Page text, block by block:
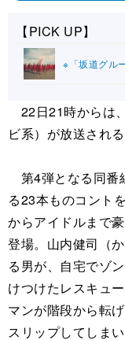
【PICK UP】
※「坂道グル
22日21時からは
ビ系）が放送される
第4弾となる同番
る23本ものコント
からアイドルまで
登場。山内健司（
る男が、自宅でゾ
けつけたレスキュ
マンが階段から転
スリップしてしま